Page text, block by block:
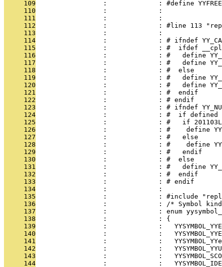
     109
:             : #define
     110
                 :             :
     111
                 :             :
     112
:             : #line 113
     113
                 :             :
     114
:             : # ifndef
     115
:             : #  ifdef
     116
:             : #   define
     117
:             : #   define
     118
                 :             : #  else
     119
:             : #   define
     120
:             : #   define
     121
                 :             : #  endif
     122
                 :             : # endif
     123
:             : # ifndef
     124
:             : #  if defined
     125
:             : #   if
     126
:             : #    define
     127
                 :             : #   else
     128
:             : #    define
     129
                 :             : #   endif
     130
                 :             : #  else
     131
:             : #   define
     132
                 :             : #  endif
     133
                 :             : # endif
     134
                 :             :
     135
:             : #include
     136
:             : /* Symbol
     137
:             : enum
     138
                 :             : {
     139
:             :
     140
:             :
     141
:             :
     142
:             :
     143
:             :
     144
:             :